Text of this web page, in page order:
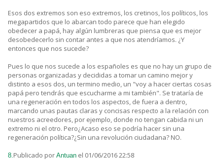
Esos dos extremos son eso extremos, los cretinos, los políticos, los
megapartidos que lo abarcan todo parece que han elegido
obedecer a papá, hay algún lumbreras que piensa que es mejor
desobedecerlo sin contar antes a que nos atendríamos. ¿Y
entonces que nos sucede?
Pues lo que nos sucede a los españoles es que no hay un grupo de
personas organizadas y decididas a tomar un camino mejor y
distinto a esos dos, un termino medio, un "voy a hacer ciertas cosas
papá pero tendrás que escucharme a mi también". Se trataría de
una regeneración en todos los aspectos, de fuera a dentro,
marcando unas pautas claras y concisas respecto a la relación con
nuestros acreedores, por ejemplo, donde no tengan cabida ni un
extremo ni el otro. Pero¿Acaso eso se podría hacer sin una
regeneración política?¿Sin una revolución ciudadana? NO.
8. Publicado por Antuan el 01/06/2016 22:58